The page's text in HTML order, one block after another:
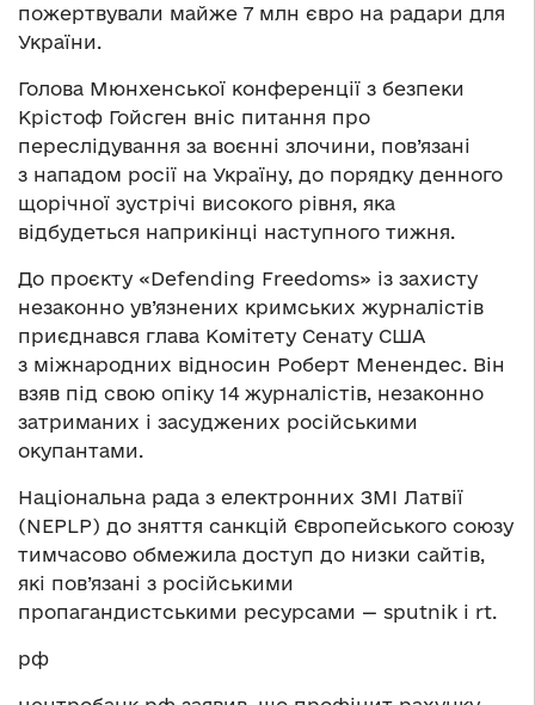
пожертвували майже 7 млн євро на радари для
України.
Голова Мюнхенської конференції з безпеки
Крістоф Гойсген вніс питання про
переслідування за воєнні злочини, пов’язані
з нападом росії на Україну, до порядку денного
щорічної зустрічі високого рівня, яка
відбудеться наприкінці наступного тижня.
До проєкту «Defending Freedoms» із захисту
незаконно ув’язнених кримських журналістів
приєднався глава Комітету Сенату США
з міжнародних відносин Роберт Менендес. Він
взяв під свою опіку 14 журналістів, незаконно
затриманих і засуджених російськими
окупантами.
Національна рада з електронних ЗМІ Латвії
(NEPLP) до зняття санкцій Європейського союзу
тимчасово обмежила доступ до низки сайтів,
які пов’язані з російськими
пропагандистськими ресурсами — sputnik і rt.
рф